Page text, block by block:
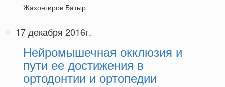
Жахонгиров Батыр
17 декабря 2016г.
Нейромышечная окклюзия и
пути ее достижения в
ортодонтии и ортопедии